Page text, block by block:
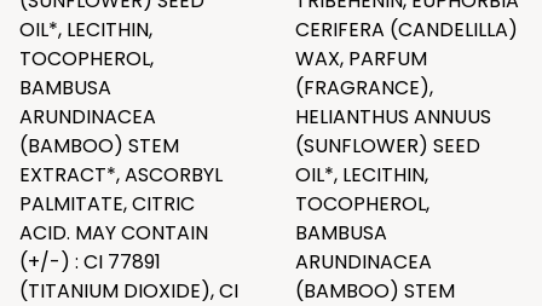
OIL*, LECITHIN,
TOCOPHEROL,
BAMBUSA
ARUNDINACEA
(BAMBOO) STEM
EXTRACT*, ASCORBYL
PALMITATE, CITRIC
ACID. MAY CONTAIN
(+/-) : CI 77891
(TITANIUM DIOXIDE), CI
CERIFERA (CANDELILLA)
WAX, PARFUM
(FRAGRANCE),
HELIANTHUS ANNUUS
(SUNFLOWER) SEED
OIL*, LECITHIN,
TOCOPHEROL,
BAMBUSA
ARUNDINACEA
(BAMBOO) STEM